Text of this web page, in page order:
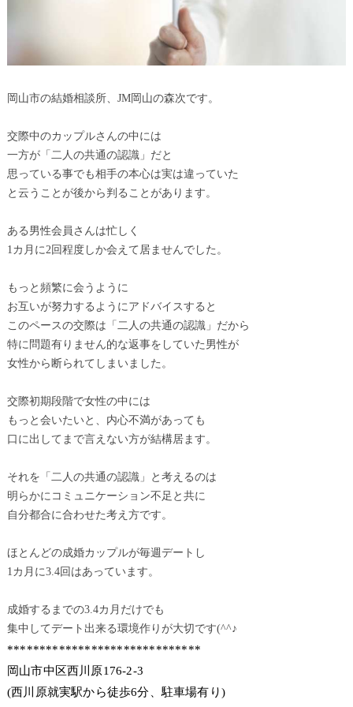
岡山市の結婚相談所、JM岡山の森次です。
交際中のカップルさんの中には
一方が「二人の共通の認識」だと
思っている事でも相手の本心は実は違っていた
と云うことが後から判ることがあります。
ある男性会員さんは忙しく
1カ月に2回程度しか会えて居ませんでした。
もっと頻繁に会うように
お互いが努力するようにアドバイスすると
このペースの交際は「二人の共通の認識」だから
特に問題有りません的な返事をしていた男性が
女性から断られてしまいました。
交際初期段階で女性の中には
もっと会いたいと、内心不満があっても
口に出してまで言えない方が結構居ます。
それを「二人の共通の認識」と考えるのは
明らかにコミュニケーション不足と共に
自分都合に合わせた考え方です。
ほとんどの成婚カップルが毎週デートし
1カ月に3.4回はあっています。
成婚するまでの3.4カ月だけでも
集中してデート出来る環境作りが大切です(^^♪
******************************
岡山市中区西川原176-2-3
(西川原就実駅から徒歩6分、駐車場有り)